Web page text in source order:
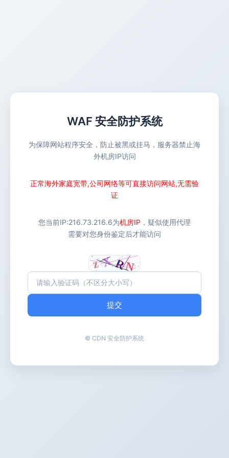
WAF 安全防护系统
为保障网站程序安全，防止被黑或挂马，服务器禁止海
外机房IP访问
正常海外家庭宽带,公司网络等可直接访问网站,无需验
证
您当前IP:216.73.216.6为机房IP ，疑似使用代理
需要对您身份鉴定后才能访问
提交
© CDN 安全防护系统